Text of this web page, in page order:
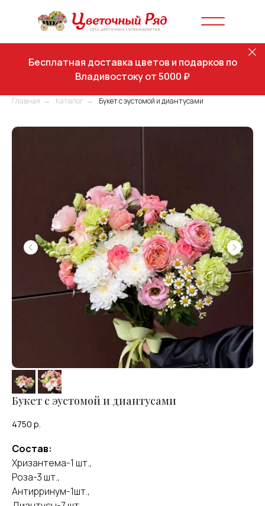
Бесплатная доставка цветов и подарков по
Владивостоку от 5000 ₽
Главная → Каталог → Букет с эустомой и диантусами
Букет с эустомой и диантусами
4750 р.
Состав:
Хризантема-1 шт.,
Роза-3 шт.,
Антирринум-1шт.,